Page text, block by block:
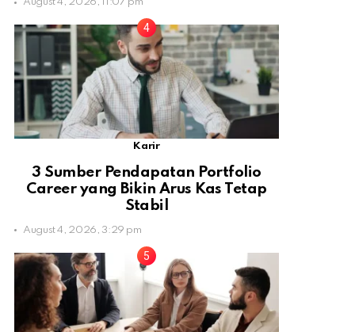
August 4, 2026, 11:07 pm
Karir
3 Sumber Pendapatan Portfolio
Career yang Bikin Arus Kas Tetap
Stabil
August 4, 2026, 3:29 pm